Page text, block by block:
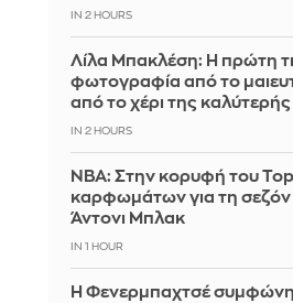
IN 2 HOURS
Λίλα Μπακλέση: Η πρώτη
φωτογραφία από το
από το χέρι της
IN 2 HOURS
ΝΒΑ: Στην κορυφή του
καρφωμάτων για τη
Άντονι Μπλακ
IN 1 HOUR
Η Φενερμπαχτσέ